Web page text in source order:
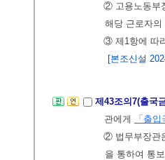
② 고용노동부
해당 근로자
③ 제1항에 따
[본조신설
제43조의7(출국
관에게
「출
② 법무부장관
을 통하여 통